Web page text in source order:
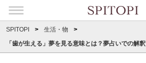
SPITOPI
生活・物
「歯が生える」夢を見る意味とは？夢占いでの解釈